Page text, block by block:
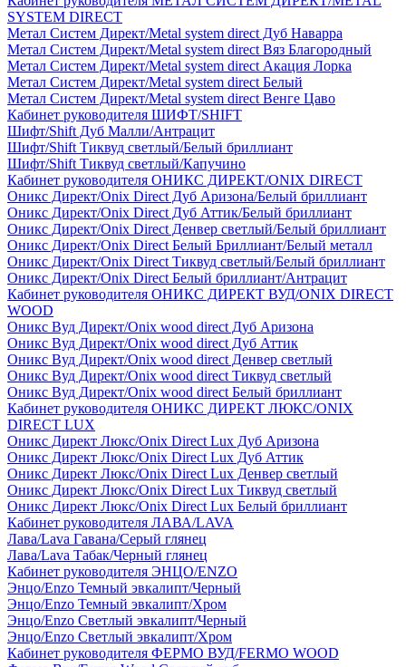
SYSTEM DIRECT
Метал Систем Директ/Metal system direct Дуб Наварра
Метал Систем Директ/Metal system direct Вяз Благородный
Метал Систем Директ/Metal system direct Акация Лорка
Метал Систем Директ/Metal system direct Белый
Метал Систем Директ/Metal system direct Венге Цаво
Кабинет руководителя ШИФТ/SHIFT
Шифт/Shift Дуб Малли/Антрацит
Шифт/Shift Тиквуд светлый/Белый бриллиант
Шифт/Shift Тиквуд светлый/Капучино
Кабинет руководителя ОНИКС ДИРЕКТ/ONIX DIRECT
Оникс Директ/Onix Direct Дуб Аризона/Белый бриллиант
Оникс Директ/Onix Direct Дуб Аттик/Белый бриллиант
Оникс Директ/Onix Direct Денвер светлый/Белый бриллиант
Оникс Директ/Onix Direct Белый Бриллиант/Белый металл
Оникс Директ/Onix Direct Тиквуд светлый/Белый бриллиант
Оникс Директ/Onix Direct Белый бриллиант/Антрацит
Кабинет руководителя ОНИКС ДИРЕКТ ВУД/ONIX DIRECT
WOOD
Оникс Вуд Директ/Onix wood direct Дуб Аризона
Оникс Вуд Директ/Onix wood direct Дуб Аттик
Оникс Вуд Директ/Onix wood direct Денвер светлый
Оникс Вуд Директ/Onix wood direct Тиквуд светлый
Оникс Вуд Директ/Onix wood direct Белый бриллиант
Кабинет руководителя ОНИКС ДИРЕКТ ЛЮКС/ONIX
DIRECT LUX
Оникс Директ Люкс/Onix Direct Lux Дуб Аризона
Оникс Директ Люкс/Onix Direct Lux Дуб Аттик
Оникс Директ Люкс/Onix Direct Lux Денвер светлый
Оникс Директ Люкс/Onix Direct Lux Тиквуд светлый
Оникс Директ Люкс/Onix Direct Lux Белый бриллиант
Кабинет руководителя ЛАВА/LAVA
Лава/Lava Гавана/Серый глянец
Лава/Lava Табак/Черный глянец
Кабинет руководителя ЭНЦО/ENZO
Энцо/Enzo Темный эвкалипт/Черный
Энцо/Enzo Темный эвкалипт/Хром
Энцо/Enzo Светлый эвкалипт/Черный
Энцо/Enzo Светлый эвкалипт/Хром
Кабинет руководителя ФЕРМО ВУД/FERMO WOOD